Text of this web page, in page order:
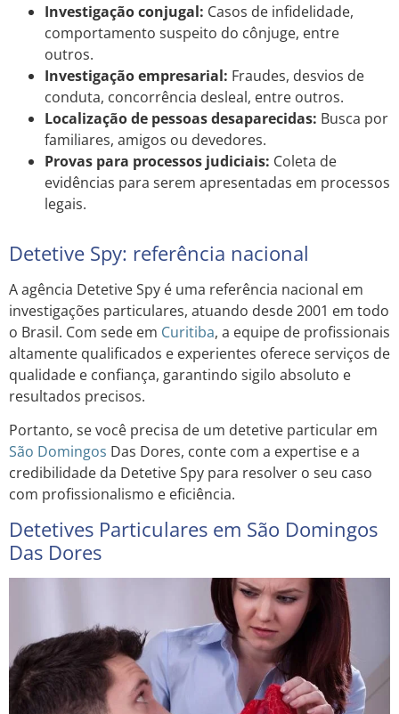
Investigação conjugal: Casos de infidelidade,
comportamento suspeito do cônjuge, entre
outros.
Investigação empresarial: Fraudes, desvios de
conduta, concorrência desleal, entre outros.
Localização de pessoas desaparecidas: Busca por
familiares, amigos ou devedores.
Provas para processos judiciais: Coleta de
evidências para serem apresentadas em processos
legais.
Detetive Spy: referência nacional
A agência Detetive Spy é uma referência nacional em
investigações particulares, atuando desde 2001 em todo
o Brasil. Com sede em Curitiba, a equipe de profissionais
altamente qualificados e experientes oferece serviços de
qualidade e confiança, garantindo sigilo absoluto e
resultados precisos.
Portanto, se você precisa de um detetive particular em
São Domingos Das Dores, conte com a expertise e a
credibilidade da Detetive Spy para resolver o seu caso
com profissionalismo e eficiência.
Detetives Particulares em São Domingos
Das Dores